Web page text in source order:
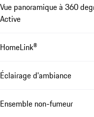
Vue panoramique à 360
Active
HomeLink®
Éclairage d'ambiance
Ensemble non-fumeur